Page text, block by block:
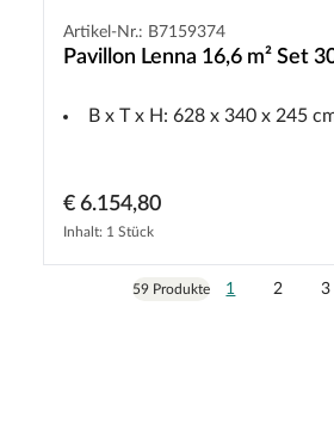
Artikel-Nr.: B7159374
Pavillon Lenna 16,6 m² Set
B x T x H: 628 x 340 x 245
€ 6.154,80
Inhalt: 1 Stück
59 Produkte 1 2 3